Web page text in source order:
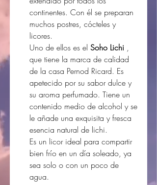
continentes. Con él se preparan
muchos postres, cócteles y
licores.
Uno de ellos es el Soho Lichi ,
que tiene la marca de calidad
de la casa Pernod Ricard. Es
apetecido por su sabor dulce y
su aroma perfumado. Tiene un
contenido medio de alcohol y se
le añade una exquisita y fresca
esencia natural de lichi.
Es un licor ideal para compartir
bien frío en un día soleado, ya
sea solo o con un poco de
agua.